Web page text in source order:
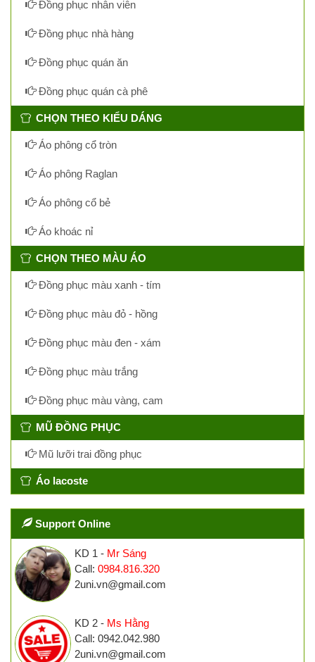
Đồng phục nhân viên
Đồng phục nhà hàng
Đồng phục quán ăn
Đồng phục quán cà phê
CHỌN THEO KIỂU DÁNG
Áo phông cổ tròn
Áo phông Raglan
Áo phông cổ bẻ
Áo khoác nỉ
CHỌN THEO MÀU ÁO
Đồng phục màu xanh - tím
Đồng phục màu đỏ - hồng
Đồng phục màu đen - xám
Đồng phục màu trắng
Đồng phục màu vàng, cam
MŨ ĐỒNG PHỤC
Mũ lưỡi trai đồng phục
Áo lacoste
Support Online
KD 1 - Mr Sáng
Call: 0984.816.320
2uni.vn@gmail.com
KD 2 - Ms Hằng
Call: 0942.042.980
2uni.vn@gmail.com